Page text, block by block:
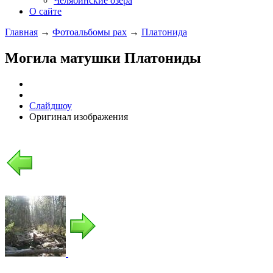
О сайте
Главная → Фотоальбомы pax → Платонида
Могила матушки Платониды
Слайдшоу
Оригинал изображения